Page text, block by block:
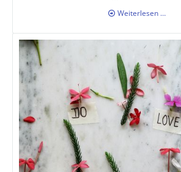
Weiterlesen …
SMV